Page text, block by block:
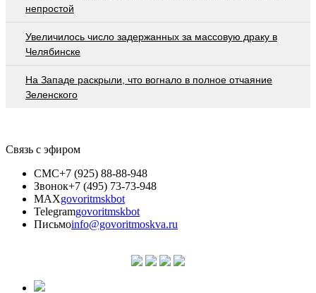
непростой
Увеличилось число задержанных за массовую драку в
Челябинске
На Западе раскрыли, что вогнало в полное отчаяние
Зеленского
Связь с эфиром
СМС+7 (925) 88-88-948
Звонок+7 (495) 73-73-948
MAXgovoritmskbot
Telegramgovoritmskbot
Письмоinfo@govoritmoskva.ru